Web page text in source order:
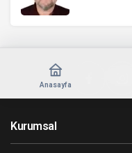
Anasayfa
Kurumsal